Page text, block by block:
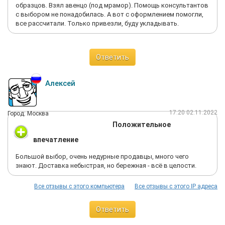
Люди анализируйте рынок , экономьте свои деньги.
А если вы уже и решили купить чуть дороже, то вы ждете как
минимум сервис , за ваши деньги, НО сервиса тут нет.
образцов. Взял авенцо (под мрамор). Помощь консультантов
с выбором не понадобилась. А вот с оформлением помогли,
все рассчитали. Только привезли, буду укладывать.
Ответить
Алексей
Город: Москва 17:20 02.11.2022
Положительное
впечатление
Большой выбор, очень недурные продавцы, много чего
знают. Доставка небыстрая, но бережная - всё в целости.
Все отзывы с этого IP адреса
Все отзывы с этого компьютера
Ответить